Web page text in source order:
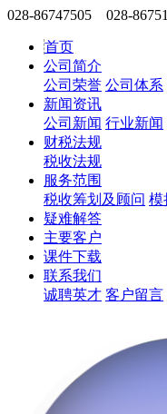
028-86747505 028-
首页
公司简介
公司荣誉 公司体系
新闻资讯
公司新闻 行业新闻
财税法规
税收法规
服务范围
税收筹划及顾问 模
疑难解答
主要客户
课件下载
联系我们
诚聘英才 客户留言